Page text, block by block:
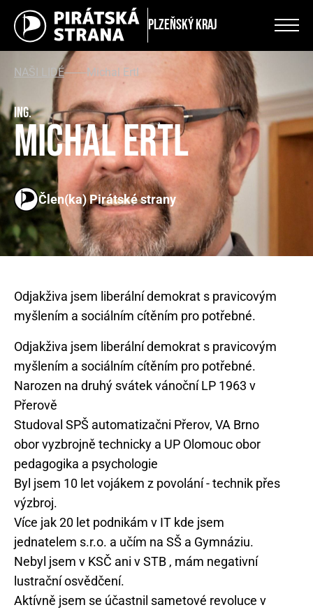
Plzeňský kraj
NAŠI LIDÉ Michal Ertl
Ing.
Michal Ertl
Člen(ka) Pirátské strany
Odjakživa jsem liberální demokrat s pravicovým
Odjakživa jsem liberální demokrat s pravicovým
myšlením a sociálním cítěním pro potřebné.
Narozen na druhý svátek vánoční LP 1963 v
Přerově
Studoval SPŠ automatizačni Přerov, VA Brno
obor vyzbrojně technicky a UP Olomouc obor
pedagogika a psychologie
Byl jsem 10 let vojákem z povolání - technik přes
výzbroj.
Více jak 20 let podnikám v IT kde jsem
jednatelem s.r.o. a učím na SŠ a Gymnáziu.
Nebyl jsem v KSČ ani v STB , mám negativní
lustrační osvědčení.
Aktívně jsem se účastnil sametové revoluce v